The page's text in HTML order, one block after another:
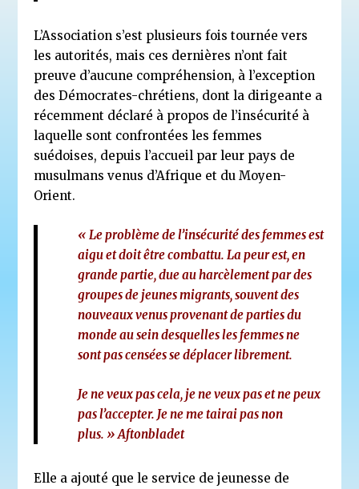
L’Association s’est plusieurs fois tournée vers
les autorités, mais ces dernières n’ont fait
preuve d’aucune compréhension, à l’exception
des Démocrates-chrétiens, dont la dirigeante a
récemment déclaré à propos de l’insécurité à
laquelle sont confrontées les femmes
suédoises, depuis l’accueil par leur pays de
musulmans venus d’Afrique et du Moyen-
Orient.
« Le problème de l’insécurité des femmes est
aigu et doit être combattu. La peur est, en
grande partie, due au harcèlement par des
groupes de jeunes migrants, souvent des
nouveaux venus provenant de parties du
monde au sein desquelles les femmes ne
sont pas censées se déplacer librement.
Je ne veux pas cela, je ne veux pas et ne peux
pas l’accepter. Je ne me tairai pas non
plus. »Aftonbladet
Elle a ajouté que le service de jeunesse de